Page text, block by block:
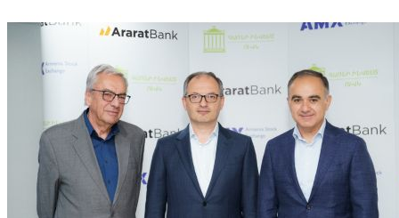
Հայաստանը կսկսի հյուրանոցները դասակարգել աստղային
վարկանիշներով